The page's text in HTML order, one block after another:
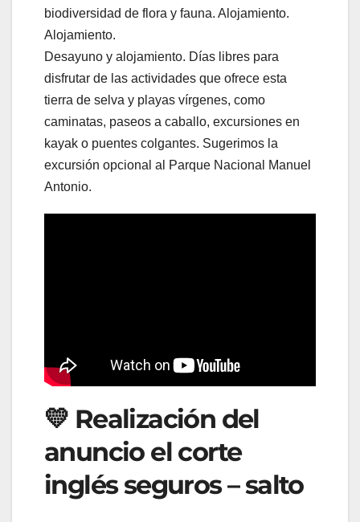
biodiversidad de flora y fauna. Alojamiento.
Alojamiento.
Desayuno y alojamiento. Días libres para
disfrutar de las actividades que ofrece esta
tierra de selva y playas vírgenes, como
caminatas, paseos a caballo, excursiones en
kayak o puentes colgantes. Sugerimos la
excursión opcional al Parque Nacional Manuel
Antonio.
💛 Realización del
anuncio el corte
inglés seguros – salto